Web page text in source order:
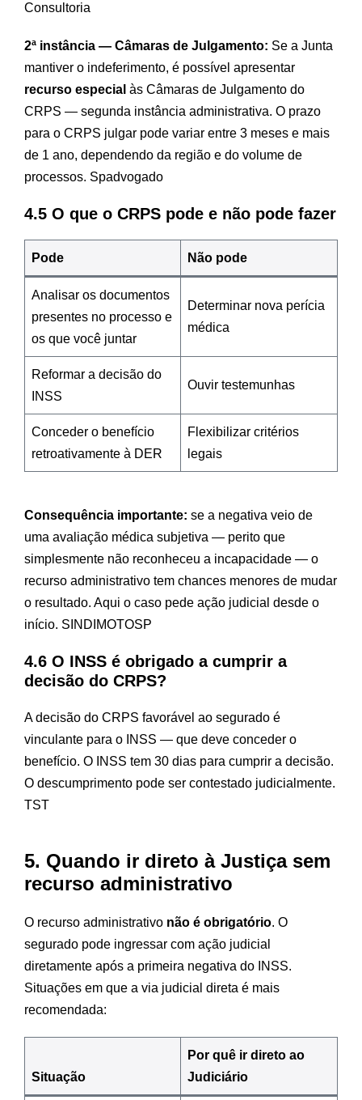
Consultoria
2ª instância — Câmaras de Julgamento: Se a Junta
mantiver o indeferimento, é possível apresentar
recurso especial às Câmaras de Julgamento do
CRPS — segunda instância administrativa. O prazo
para o CRPS julgar pode variar entre 3 meses e mais
de 1 ano, dependendo da região e do volume de
processos. Spadvogado
4.5 O que o CRPS pode e não pode fazer
Pode Não pode
Analisar os documentos
presentes no processo e
os que você juntar
Determinar nova perícia
médica
Reformar a decisão do
INSS
Ouvir testemunhas
Conceder o benefício
retroativamente à DER
Flexibilizar critérios
legais
Consequência importante: se a negativa veio de
uma avaliação médica subjetiva — perito que
simplesmente não reconheceu a incapacidade — o
recurso administrativo tem chances menores de mudar
o resultado. Aqui o caso pede ação judicial desde o
início. SINDIMOTOSP
4.6 O INSS é obrigado a cumprir a
decisão do CRPS?
A decisão do CRPS favorável ao segurado é
vinculante para o INSS — que deve conceder o
benefício. O INSS tem 30 dias para cumprir a decisão.
O descumprimento pode ser contestado judicialmente.
TST
5. Quando ir direto à Justiça sem
recurso administrativo
O recurso administrativo não é obrigatório. O
segurado pode ingressar com ação judicial
diretamente após a primeira negativa do INSS.
Situações em que a via judicial direta é mais
recomendada:
Situação
Por quê ir direto ao
Judiciário